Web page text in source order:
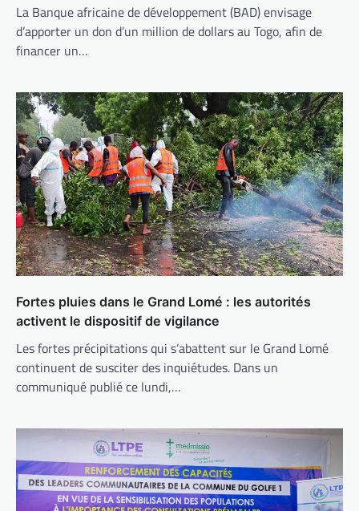
La Banque africaine de développement (BAD) envisage
d’apporter un don d’un million de dollars au Togo, afin de
financer un…
Fortes pluies dans le Grand Lomé : les autorités
activent le dispositif de vigilance
Les fortes précipitations qui s’abattent sur le Grand Lomé
continuent de susciter des inquiétudes. Dans un
communiqué publié ce lundi,…